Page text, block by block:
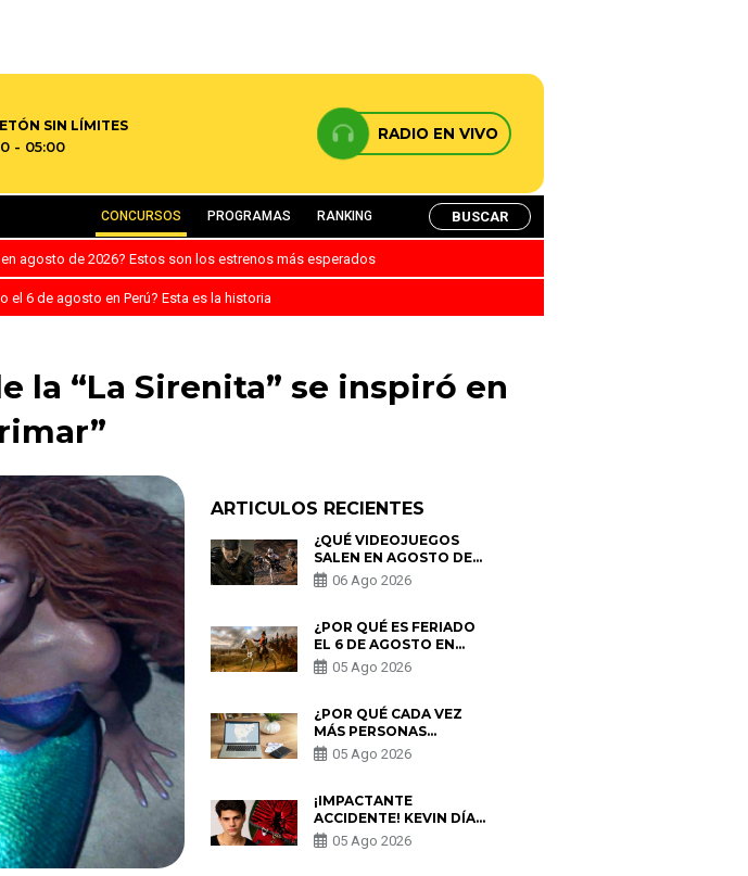
SIN LÍMITES
- 05:00
RADIO EN VIVO
CONCURSOS PROGRAMAS RANKING BUSCAR
agosto de 2026? Estos son los estrenos más esperados
el 6 de agosto en Perú? Esta es la historia
la “La Sirenita” se inspiró en
ARTICULOS RECIENTES
¿QUÉ VIDEOJUEGOS
SALEN EN AGOSTO DE
2026? ESTOS SON LOS
ESTRENOS MÁS
06 Ago 2026
¿POR QUÉ ES FERIADO
EL 6 DE AGOSTO EN
PERÚ? ESTA ES LA
HISTORIA
05 Ago 2026
¿POR QUÉ CADA VEZ
MÁS PERSONAS
UTILIZAN UNA VPN
PARA PROTEGER SU
05 Ago 2026
¡IMPACTANTE
ACCIDENTE! KEVIN DÍAZ
CAE DESDE OCHO
METROS EN “ESTO ES
05 Ago 2026